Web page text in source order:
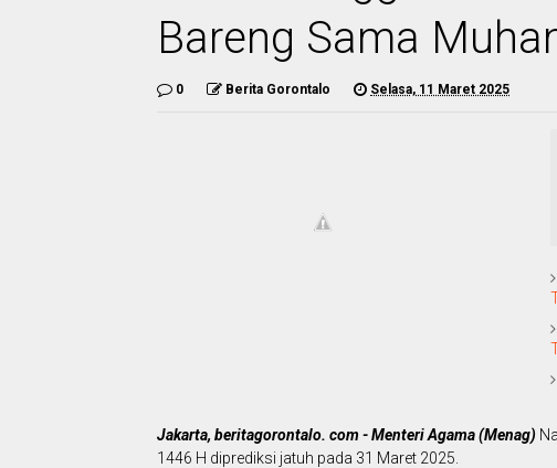
Bareng Sama
0 Berita Gorontalo Selasa, 11 Maret 2025
Jakarta, beritagorontalo. com - Menteri Agama (Menag)
1446 H diprediksi jatuh pada 31 Maret 2025.